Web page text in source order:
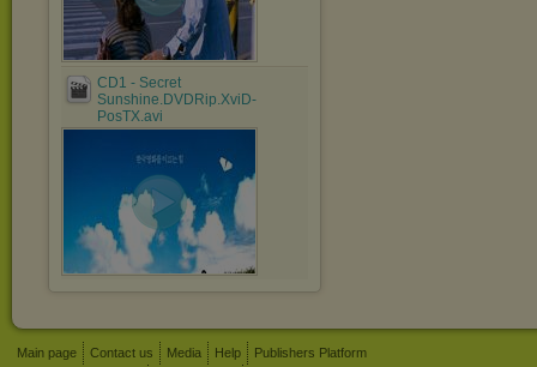
CD1 - Secret
Sunshine.DVDRip.XviD-
PosTX.avi
Main page Contact us Media Help
Publishers Platform